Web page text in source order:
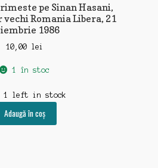
pe Sinan Hasani,
Romania Libera, 21
1986
10,00 lei
1 în stoc
1 left in stock
Adaugă în coș